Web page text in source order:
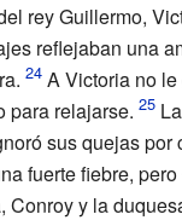
rey Guillermo,
reflejaban una
A Victoria no le
para relajarse.
La
sus quejas
fuerte fiebre,
Conroy y la